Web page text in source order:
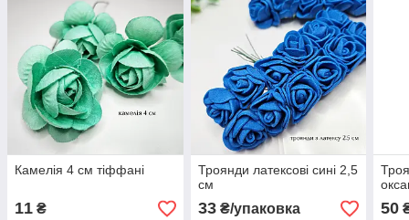
Камелія 4 см тіффані
11 ₴
Троянди латексові сині 2,5
см
33₴/упаковка 50